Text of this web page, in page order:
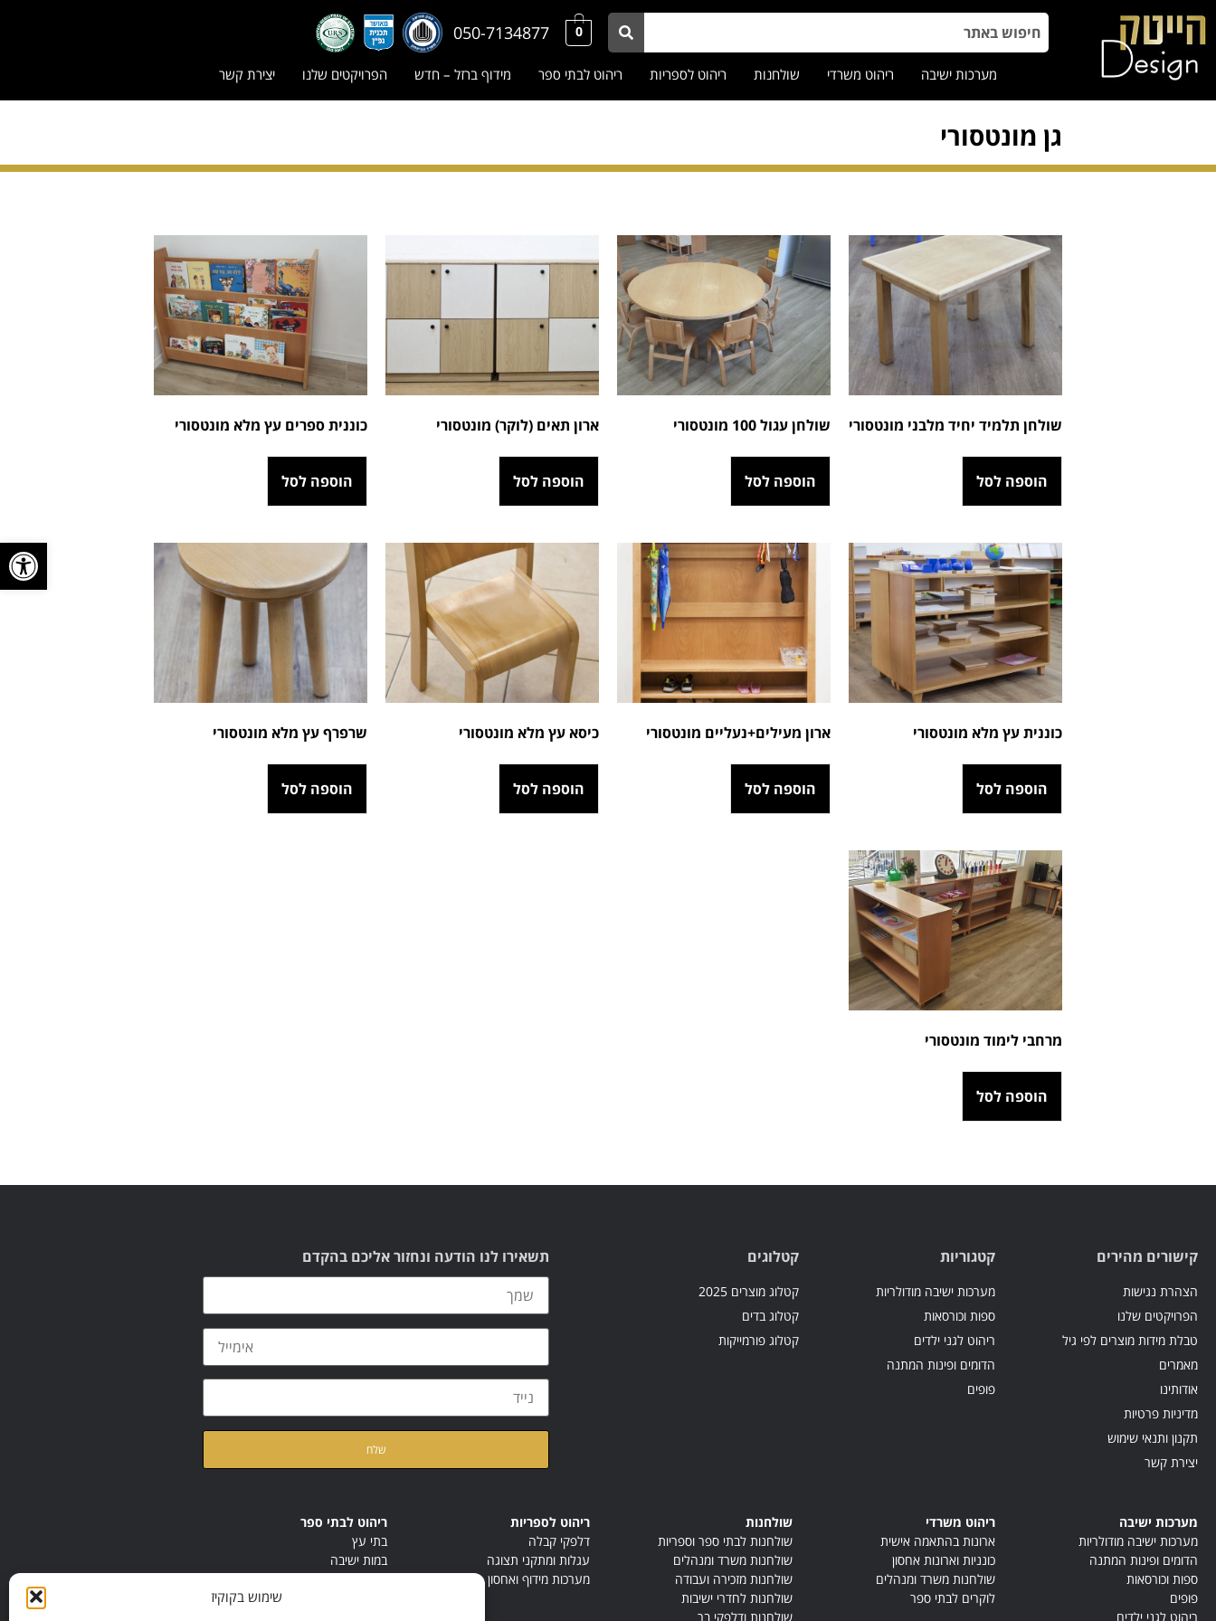
פתח
שימוש בקוקיז
0
050-7134877
מערכות ישיבה ריהוט משרדי שולחנות ריהוט לספריות ריהוט לבתי ספר מידוף ברזל – חדש הפרויקטים שלנו יצירת קשר
גן מונטסורי
שולחן תלמיד יחיד מלבני מונטסורי
הוספה לסל
שולחן עגול 100 מונטסורי
הוספה לסל
ארון תאים (לוקר) מונטסורי
הוספה לסל
כוננית ספרים עץ מלא מונטסורי
הוספה לסל
כוננית עץ מלא מונטסורי
הוספה לסל
ארון מעילים+נעליים מונטסורי
הוספה לסל
כיסא עץ מלא מונטסורי
הוספה לסל
שרפרף עץ מלא מונטסורי
הוספה לסל
מרחבי לימוד מונטסורי
הוספה לסל
קישורים מהירים
הצהרת נגישות
הפרויקטים שלנו
טבלת מידות מוצרים לפי גיל
מאמרים
אודותינו
מדיניות פרטיות
תקנון ותנאי שימוש
יצירת קשר
קטגוריות
מערכות ישיבה מודולריות
ספות וכורסאות
ריהוט לגני ילדים
הדומים ופינות המתנה
פופים
קטלוגים
קטלוג מוצרים 2025
קטלוג בדים
קטלוג פורמייקות
תשאירו לנו הודעה ונחזור אליכם בהקדם
מערכות ישיבה
מערכות ישיבה מודולריות
הדומים ופינות המתנה
ספות וכורסאות
פופים
ריהוט לגני ילדים
ריהוט משרדי
ארונות בהתאמה אישית
כונניות וארונות אחסון
שולחנות משרד ומנהלים
לוקרים לבתי ספר
שולחנות
שולחנות לבתי ספר וספריות
שולחנות משרד ומנהלים
שולחנות מזכירה ועבודה
שולחנות לחדרי ישיבות
שולחנות ודלפקי בר
ריהוט לספריות
דלפקי קבלה
עגלות ומתקני תצוגה
מערכות מידוף ואחסון
ריהוט לבתי ספר
בתי עץ
במות ישיבה
ריהוט לחדרי מורים